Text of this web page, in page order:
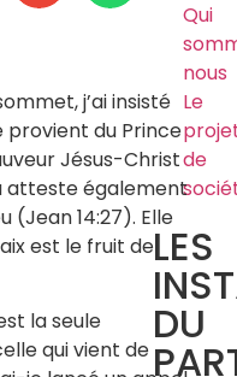
Qui
nous
Le
de
LES
DU
j’ai insisté
provient du Prince
Jésus-Christ
atteste également
(Jean 14:27). Elle
est le fruit de
la seule
qui vient de